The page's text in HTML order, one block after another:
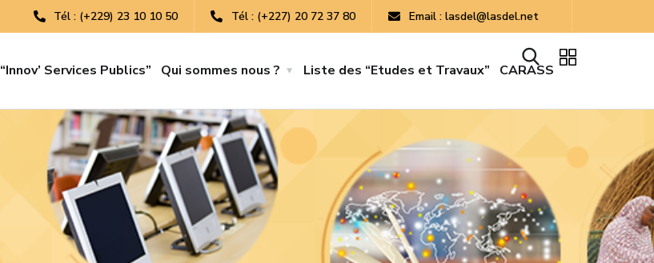
Tél : (+229) 23 10 10 50 Tél : (+227) 20 72 37 80 Email : lasdel@lasdel.net
“Innov’ Services Publics” Qui sommes nous ? Liste des “Etudes et Travaux” CARASS